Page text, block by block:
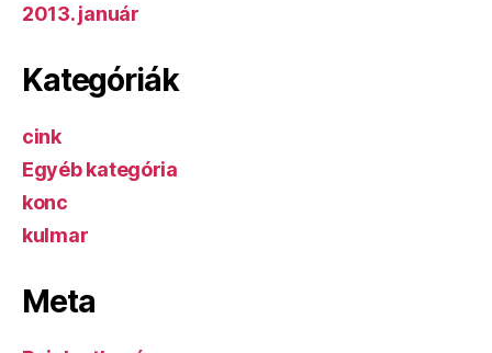
2013. január
Kategóriák
cink
Egyéb kategória
konc
kulmar
Meta